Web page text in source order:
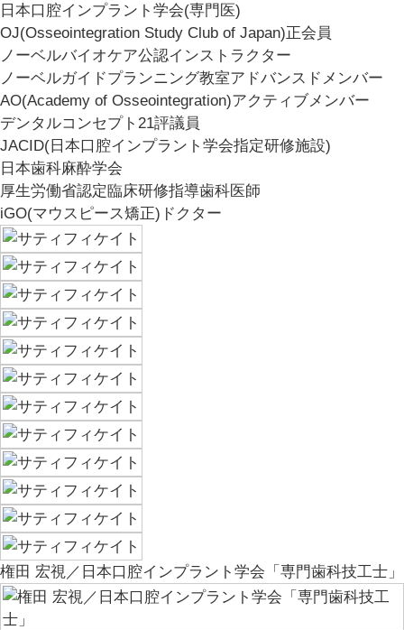
日本口腔インプラント学会(専門医)
OJ(Osseointegration Study Club of Japan)正会員
ノーベルバイオケア公認インストラクター
ノーベルガイドプランニング教室アドバンスドメンバー
AO(Academy of Osseointegration)アクティブメンバー
デンタルコンセプト21評議員
JACID(日本口腔インプラント学会指定研修施設)
日本歯科麻酔学会
厚生労働省認定臨床研修指導歯科医師
iGO(マウスピース矯正)ドクター
権田 宏視／日本口腔インプラント学会「専門歯科技工士」